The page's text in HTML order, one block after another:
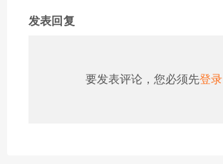
发表回复
要发表评论，您必须先登录